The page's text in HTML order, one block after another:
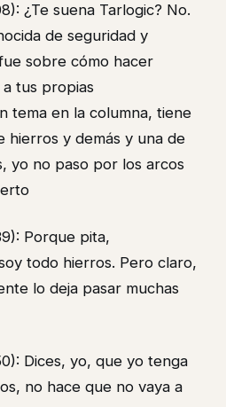
¿Te suena Tarlogic? No.
de seguridad y
sobre cómo hacer
tus propias
tema en la columna, tiene
hierros y demás y una de
yo no paso por los arcos
Porque pita,
todo hierros. Pero claro,
lo deja pasar muchas
Dices, yo, que yo tenga
no hace que no vaya a